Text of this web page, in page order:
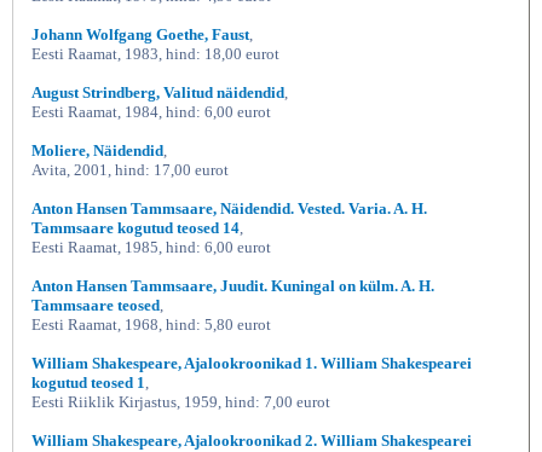
Johann Wolfgang Goethe, Faust
Eesti Raamat, 1983, hind: 18,00 eurot
August Strindberg, Valitud näidendid
Eesti Raamat, 1984, hind: 6,00 eurot
Moliere, Näidendid
Avita, 2001, hind: 17,00 eurot
Anton Hansen Tammsaare, Näidendid. Vested. Varia. A. H.
Tammsaare kogutud teosed 14
Eesti Raamat, 1985, hind: 6,00 eurot
Anton Hansen Tammsaare, Juudit. Kuningal on külm. A. H.
Tammsaare teosed
Eesti Raamat, 1968, hind: 5,80 eurot
William Shakespeare, Ajalookroonikad 1. William Shakespearei
kogutud teosed 1
Eesti Riiklik Kirjastus, 1959, hind: 7,00 eurot
William Shakespeare, Ajalookroonikad 2. William Shakespearei